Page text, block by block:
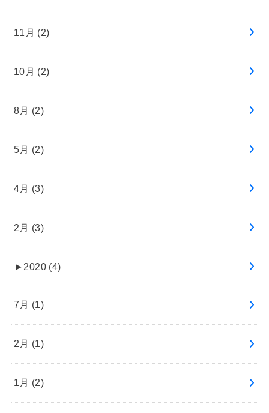
11月 (2)
10月 (2)
8月 (2)
5月 (2)
4月 (3)
2月 (3)
► 2020 (4)
7月 (1)
2月 (1)
1月 (2)